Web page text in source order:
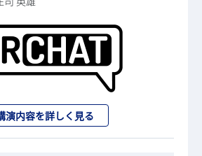
演内容を詳しく見る